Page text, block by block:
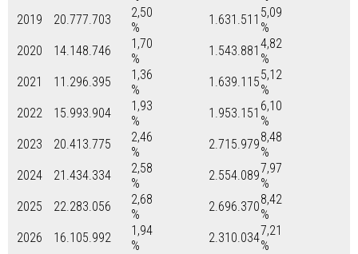
2019
20.777.703
2,50
%
1.631.511 5,09
%
2020
14.148.746
1,70
%
1.543.881 4,82
%
2021
11.296.395
1,36
%
1.639.1155,12
%
2022
15.993.904
1,93
%
1.953.151 6,10
%
2023
20.413.775
2,46
%
2.715.9798,48
%
2024
21.434.334
2,58
%
2.554.0897,97
%
2025
22.283.056
2,68
%
2.696.3708,42
%
2026
16.105.992
1,94
%
2.310.0347,21
%